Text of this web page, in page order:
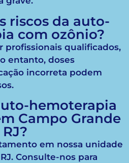
riscos da auto-
com ozônio?
profissionais qualificados,
entanto, doses
incorreta podem
hemoterapia
Campo Grande
RJ?
em nossa unidade
Consulte-nos para